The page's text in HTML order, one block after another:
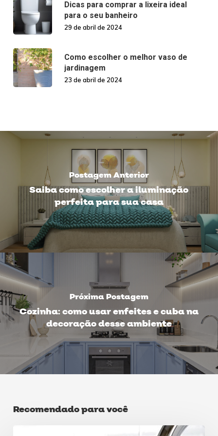
Dicas para comprar a lixeira ideal
para o seu banheiro
29 de abril de 2024
Como escolher o melhor vaso de
jardinagem
23 de abril de 2024
Postagem Anterior
Saiba como escolher a iluminação
perfeita para sua casa
Próxima Postagem
Cozinha: como usar enfeites e cuba na
decoração desse ambiente
Recomendado para você